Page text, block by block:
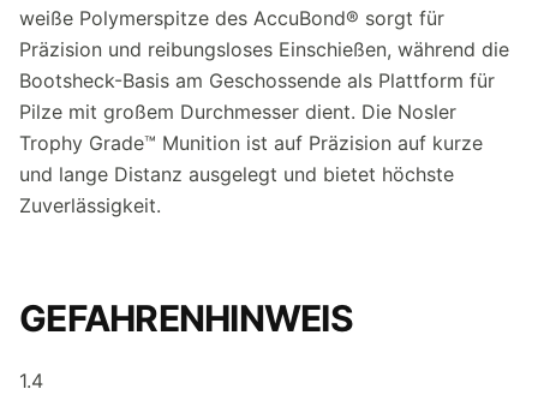
weiße Polymerspitze des AccuBond® sorgt für
Präzision und reibungsloses Einschießen, während die
Bootsheck-Basis am Geschossende als Plattform für
Pilze mit großem Durchmesser dient. Die Nosler
Trophy Grade™ Munition ist auf Präzision auf kurze
und lange Distanz ausgelegt und bietet höchste
Zuverlässigkeit.
GEFAHRENHINWEIS
1.4